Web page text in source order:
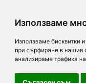
Използваме
Използваме бисквитки
при сърфиране в нашия
анализираме трафика